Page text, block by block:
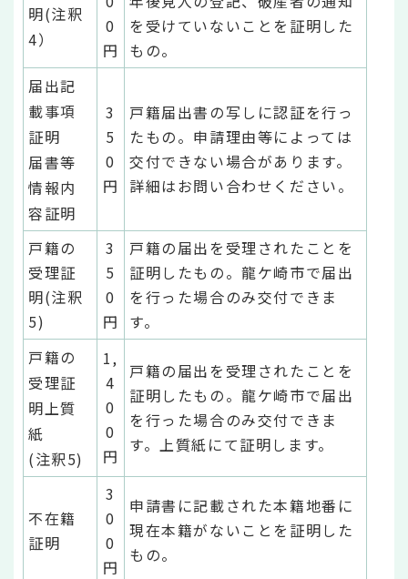
明(注釈
4）
0
円
を受けていないことを証明した
もの。
届出記
載事項
証明
届書等
情報内
容証明
3
5
0
円
戸籍届出書の写しに認証を行っ
たもの。申請理由等によっては
交付できない場合があります。
詳細はお問い合わせください。
戸籍の
受理証
明(注釈
5)
3
5
0
円
戸籍の届出を受理されたことを
証明したもの。龍ケ崎市で届出
を行った場合のみ交付できま
す。
戸籍の
受理証
明上質
紙
(注釈5)
1,
4
0
0
円
戸籍の届出を受理されたことを
証明したもの。龍ケ崎市で届出
を行った場合のみ交付できま
す。上質紙にて証明します。
不在籍
証明
3
0
0
円
申請書に記載された本籍地番に
現在本籍がないことを証明した
もの。